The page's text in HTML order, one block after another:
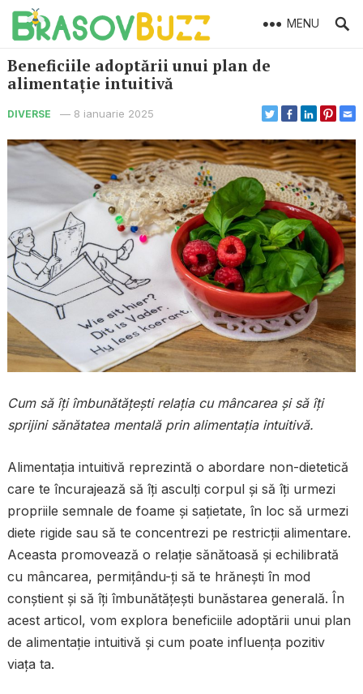
MENU
Beneficiile adoptării unui plan de
alimentație intuitivă
DIVERSE — 8 ianuarie 2025
Cum să îți îmbunătățești relația cu mâncarea și să îți
sprijini sănătatea mentală prin alimentația intuitivă.
Alimentația intuitivă reprezintă o abordare non-dietetică
care te încurajează să îți asculți corpul și să îți urmezi
propriile semnale de foame și sațietate, în loc să urmezi
diete rigide sau să te concentrezi pe restricții alimentare.
Aceasta promovează o relație sănătoasă și echilibrată
cu mâncarea, permițându-ți să te hrănești în mod
conștient și să îți îmbunătățești bunăstarea generală. În
acest articol, vom explora beneficiile adoptării unui plan
de alimentație intuitivă și cum poate influența pozitiv
viața ta.